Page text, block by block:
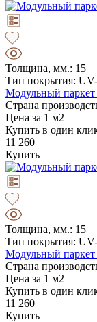
Толщина, мм.: 15
Тип покрытия:
Модульный паркет
Страна
Цена за 1 м2
Купить в один
11 260
Купить
Толщина, мм.: 15
Тип покрытия:
Модульный
Страна
Цена за 1 м2
Купить в один
11 260
Купить